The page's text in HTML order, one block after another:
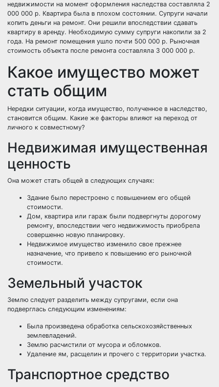
недвижимости на момент оформления наследства составляла 2
000 000 р. Квартира была в плохом состоянии. Супруги начали
копить деньги на ремонт. Они решили впоследствии сдавать
квартиру в аренду. Необходимую сумму супруги накопили за 2
года. На ремонт помещения ушло почти 500 000 р. Рыночная
стоимость объекта после ремонта составляла 3 000 000 р.
Какое имущество может
стать общим
Нередки ситуации, когда имущество, полученное в наследство,
становится общим. Какие же факторы влияют на переход от
личного к совместному?
Недвижимая имущественная
ценность
Она может стать общей в следующих случаях:
Здание было перестроено с повышением его общей
стоимости.
Дом, квартира или гараж были подвергнуты дорогому
ремонту, впоследствии чего недвижимость приобрела
совершенно новую планировку.
Недвижимое имущество изменило свое прежнее
назначение, что привело к повышению его рыночной
стоимости.
Земельный участок
Землю следует разделить между супругами, если она
подверглась следующим изменениям:
Была произведена обработка сельскохозяйственных
землевладений.
Землю расчистили от мусора и обломков.
Удаление ям, расщелин и прочего с территории участка.
Транспортное средство